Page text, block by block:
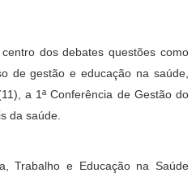
dos debates questões como
de gestão e educação na saúde,
a 1ª Conferência de Gestão do
da saúde.
Trabalho e Educação na Saúde